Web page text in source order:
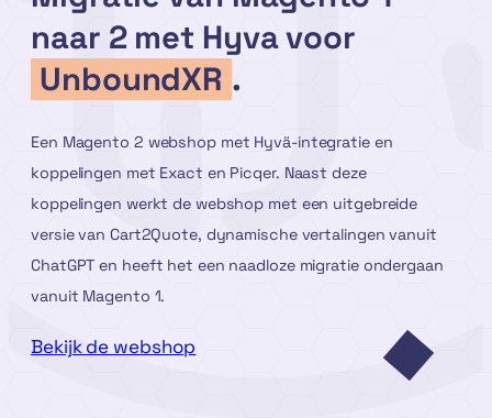
naar 2 met Hyva voor
UnboundXR .
Een Magento 2 webshop met Hyvä-integratie en
koppelingen met Exact en Picqer. Naast deze
koppelingen werkt de webshop met een uitgebreide
versie van Cart2Quote, dynamische vertalingen vanuit
ChatGPT en heeft het een naadloze migratie ondergaan
vanuit Magento 1.
Bekijk de webshop